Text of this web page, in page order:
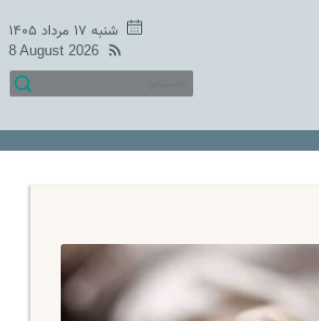
شنبه ۱۷ مرداد ۱۴۰۵
8 August 2026